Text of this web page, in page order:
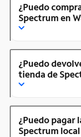
¿Puedo
Spectrum en
¿Puedo
tienda de
¿Puedo pagar
Spectrum